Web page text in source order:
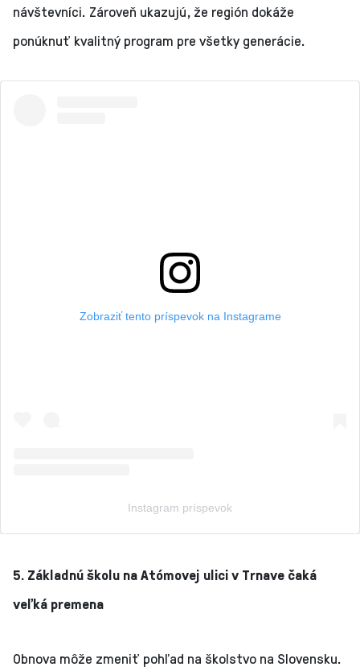
návštevníci. Zároveň ukazujú, že región dokáže
ponúknuť kvalitný program pre všetky generácie.
Zobraziť tento príspevok na Instagrame
Instagram príspevok
5. Základnú školu na Atómovej ulici v Trnave čaká
veľká premena
Obnova môže zmeniť pohľad na školstvo na Slovensku.